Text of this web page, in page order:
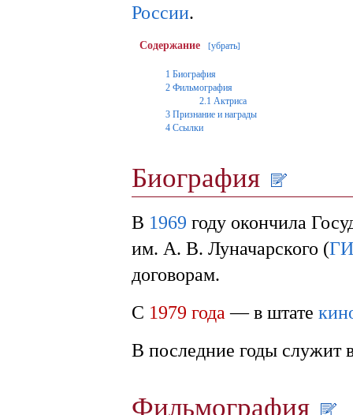
России.
Содержание [убрать]
1 Биография
2 Фильмография
2.1 Актриса
3 Признание и награды
4 Ссылки
Биография
В 1969 году окончила
им. А. В. Луначарского (
договорам.
С 1979 года— в штате
В последние годы служит
Фильмография